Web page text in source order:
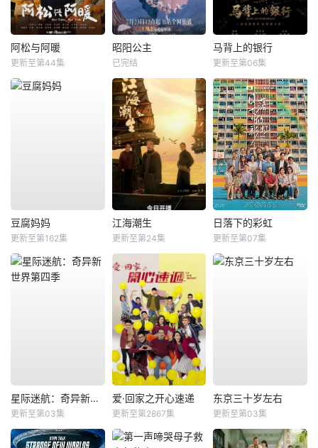
阿松与阿暖
更新至第44集
昭阳公主
已完结
马背上的银行
更新至第06集
豆腐妈妈
更新至第162集
江海潮生
更新至第24集
日落下的彩虹
更新至第07集
星际迷航：奇异新世界第四季
更新至第03集
爱·回家之开心速递
更新至第2867集
东京三十岁左右
更新至第03集